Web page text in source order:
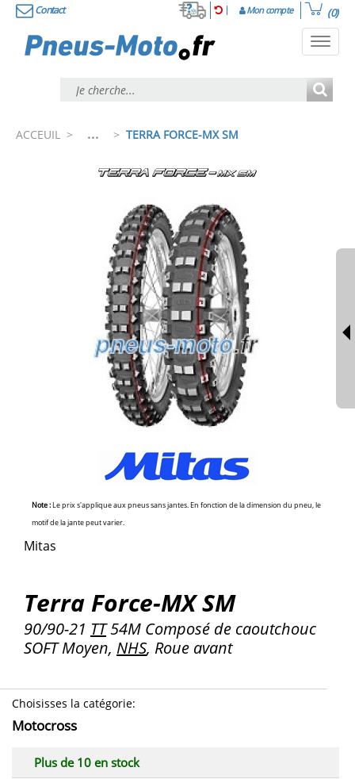
Contact Mon compte (0)
ACCEUIL > ... > TERRA FORCE-MX SM
Note :Le prix s'applique aux pneus sans jantes. En fonction de la dimension du pneu, le
motif de la jante peut varier.
Mitas
Terra Force-MX SM
90/90-21 TT54M Composé de caoutchouc
SOFT Moyen, NHS, Roue avant
Choisisses la catégorie:
Motocross
Plus de 10 en stock